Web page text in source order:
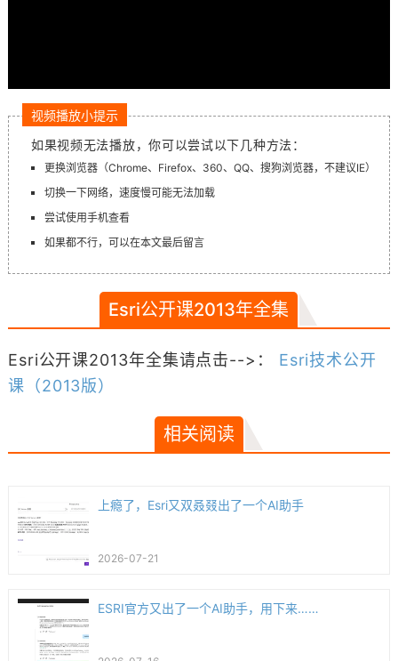
视频播放小提示
如果视频无法播放，你可以尝试以下几种方法：
更换浏览器（Chrome、Firefox、360、QQ、搜狗浏览器，不建议IE）
切换一下网络，速度慢可能无法加载
尝试使用手机查看
如果都不行，可以在本文最后留言
Esri公开课2013年全集
Esri公开课2013年全集请点击-->： Esri技术公开
课（2013版）
相关阅读
上瘾了，Esri又双叒叕出了一个AI助手
2026-07-21
ESRI官方又出了一个AI助手，用下来……